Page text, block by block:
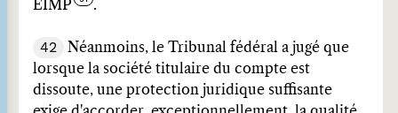
EIMP .
42
Néanmoins, le Tribunal fédéral a jugé que
lorsque la société titulaire du compte est
dissoute, une protection juridique suffisante